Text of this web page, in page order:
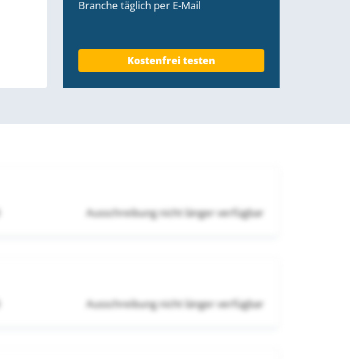
Branche täglich per E-Mail
Kostenfrei testen
Ausschreibung nicht länger verfügbar
Ausschreibung nicht länger verfügbar